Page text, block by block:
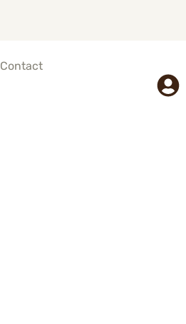
Contact